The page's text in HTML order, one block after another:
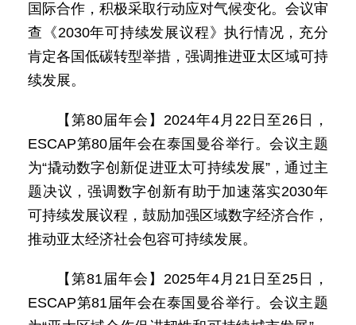
国际合作，积极采取行动应对气候变化。会议审
查《2030年可持续发展议程》执行情况，充分
肯定各国低碳转型举措，强调推进亚太区域可持
续发展。
【第80届年会】2024年4月22日至26日，
ESCAP第80届年会在泰国曼谷举行。会议主题
为“撬动数字创新促进亚太可持续发展”，通过主
题决议，强调数字创新有助于加速落实2030年
可持续发展议程，鼓励加强区域数字经济合作，
推动亚太经济社会包容可持续发展。
【第81届年会】2025年4月21日至25日，
ESCAP第81届年会在泰国曼谷举行。会议主题